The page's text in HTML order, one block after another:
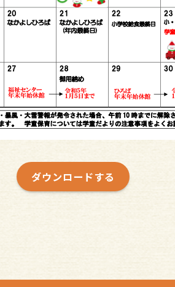
ダウンロードする